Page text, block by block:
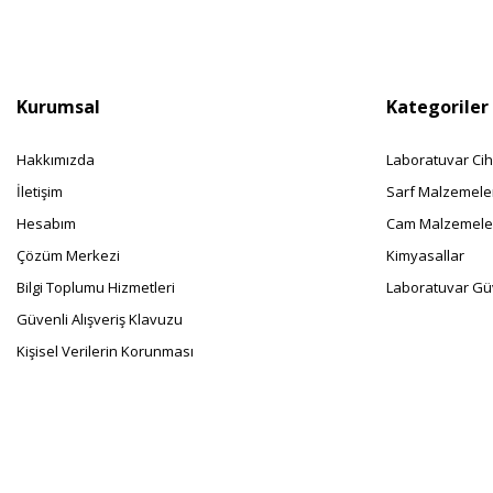
Kurumsal
Hakkımızda
İletişim
Hesabım
Çözüm Merkezi
Bilgi Toplumu Hizmetleri
Güvenli Alışveriş Klavuzu
Kişisel Verilerin Korunması
Kategoriler
Laboratuvar
Sarf
Cam
Kimyasallar
Laboratuvar